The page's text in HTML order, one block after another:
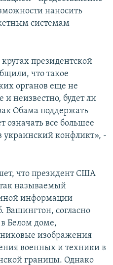
наносить
системам
президентской
что такое
органов еще не
и неизвестно, будет ли
Обама поддержать
означать все большее
украинский конфликт», -
что президент США
так называемый
информации
Вашингтон, согласно
Белом доме,
изображения
военных и техники в
границы. Однако